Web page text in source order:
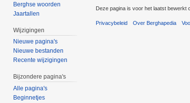
Berghse woorden
Jaartallen
Wijzigingen
Nieuwe pagina's
Nieuwe bestanden
Recente wijzigingen
Bijzondere pagina's
Alle pagina's
Beginnetjes
Deze pagina is voor het laatst bewerkt
Privacybeleid Over Berghapedia